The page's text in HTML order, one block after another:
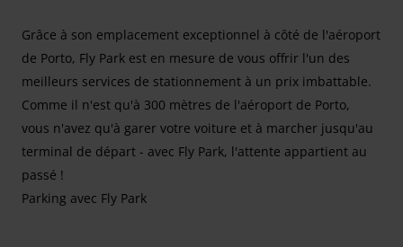
Grâce à son emplacement exceptionnel à côté de l'aéroport
de Porto, Fly Park est en mesure de vous offrir l'un des
meilleurs services de stationnement à un prix imbattable.
Comme il n'est qu'à 300 mètres de l'aéroport de Porto,
vous n'avez qu'à garer votre voiture et à marcher jusqu'au
terminal de départ - avec Fly Park, l'attente appartient au
passé !
Parking avec Fly Park